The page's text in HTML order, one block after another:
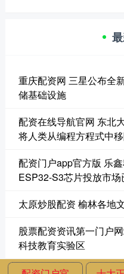
重庆配资网 三星公布全
储基础设施
配资在线导航官网 东北
将人类从编程方程式中
配资门户app官方版 乐
ESP32-S3芯片投放市场
太原炒股配资 榆林各地
股票配资资讯第一门户
科技教育实验区